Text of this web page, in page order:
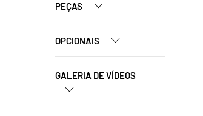
PEÇAS
OPCIONAIS
GALERIA DE VÍDEOS